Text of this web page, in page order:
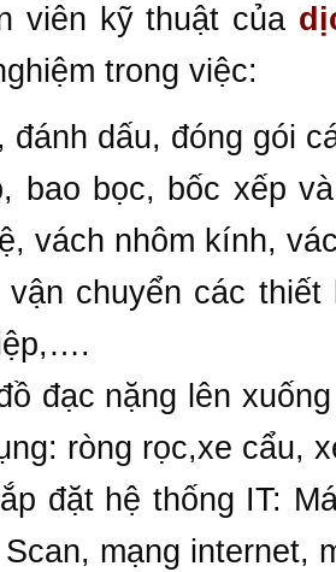
viên kỹ thuật của
trong việc:
đánh dấu, đóng gói
bao bọc, bốc xếp
vách nhôm kính,
chuyển các
đạc nặng lên
ròng rọc,xe cẩu,
đặt hệ thống IT:
mạng internet,